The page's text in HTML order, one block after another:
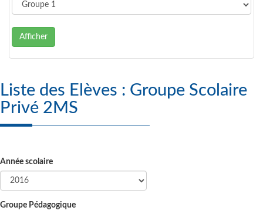
Afficher
Liste des Elèves : Groupe Scolaire
Privé 2MS
Année scolaire
Groupe Pédagogique